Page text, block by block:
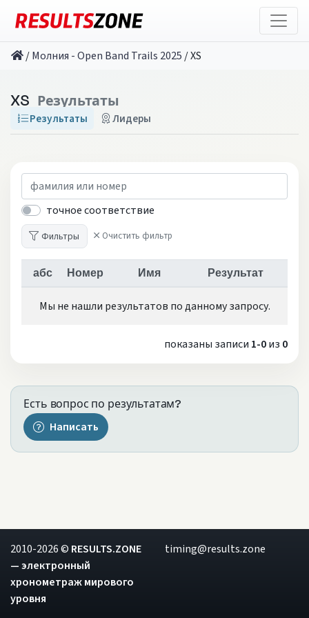
/Молния - Open Band Trails 2025 /XS
XS Результаты
Результаты Лидеры
точное соответствие
Фильтры Очистить фильтр
абс Номер Имя Результат
Мы не нашли результатов по данному запросу.
показаны записи 1-0из 0
Есть вопрос по результатам?
Написать
2010-2026 © RESULTS.ZONE
— электронный
хронометраж мирового
уровня
timing@results.zone